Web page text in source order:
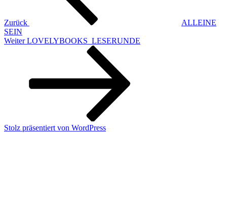
Zurück
ALLEINE
SEIN
Nächster
Weiter LOVELYBOOKS_LESERUNDE
Stolz präsentiert von WordPress